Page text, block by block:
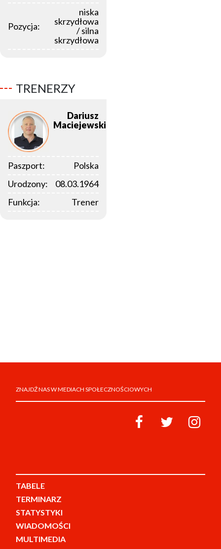
Pozycja:
niska
skrzydłowa
/ silna
skrzydłowa
TRENERZY
Dariusz
Maciejewski
Paszport:
Polska
Urodzony:
08.03.1964
Funkcja:
Trener
ZNAJDŹ NAS W MEDIACH SPOŁECZNOŚCIOWYCH
TABELE
TERMINARZ
STATYSTYKI
WIADOMOŚCI
MULTIMEDIA